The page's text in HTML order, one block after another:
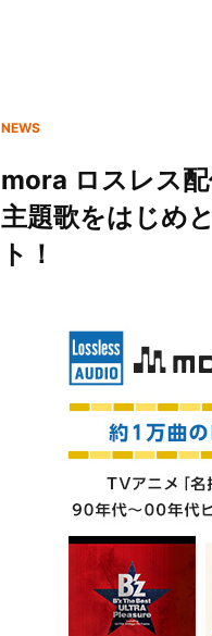
NEWS
mora ロスレス配
主題歌をはじめ
ト！